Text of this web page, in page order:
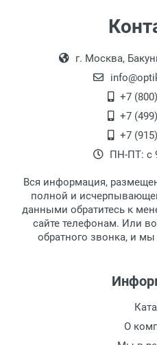
Общая ширина:
Длина дужки:
Ширина мостика:
Степень защиты:
Материал линзы:
Материал оправы:
Материал дужки:
Цвет линзы:
Цвет оправы:
Самовывоз.
наличными
выдачи товара.
Перечисление
18:00, по
офисе по
Переведеновский
второй этаж, тел.
После того, как
выдачи, наш
клиентом и
Для
обязательно иметь
Заказ
рабочих дней с
дополнительных
г. Москва,
+7
+7
+7
ПН-ПТ: с
Вся информация,
полной и
данными обратитесь к
сайте телефонам. Или
обратного звонка, и
О